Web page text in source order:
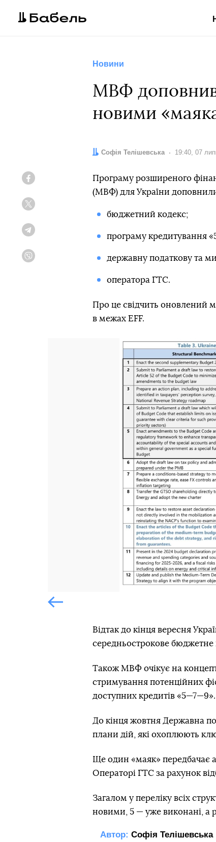
Новини
МВФ доповнив
новими
Автор:
Софія Телішевська Дата:
19:40, 07
Програму розширеного
(МВФ) для України
бюджетний кодекс;
програму кредитування
державну податкову та
оператора ГТС.
Про це свідчить оновлений
в межах EFF.
Попередній слайд
Відтак до кінця вересня
середньострокове бюджетне
Також МВФ очікує на
стримування потенційних
доступних кредитів «5—7—9».
До кінця жовтня Державна
плани дій, які охоплюють
Ще один «маяк» передбачає
Операторі ГТС за рахунок
Загалом у переліку всіх
новими, 5 — уже виконані, а
Автор: Софія Телішевська